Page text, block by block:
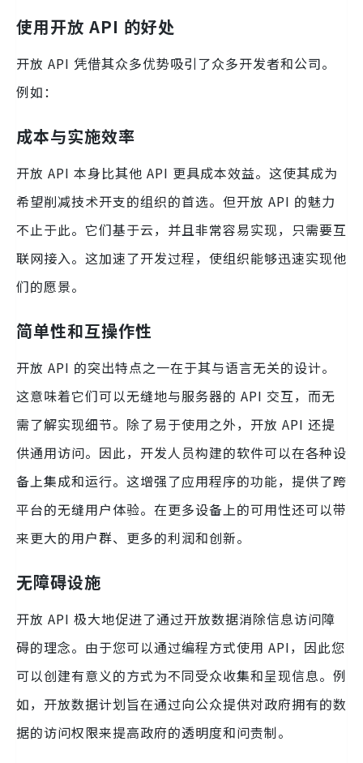
使用开放 API 的好处
开放 API 凭借其众多优势吸引了众多开发者和公司。
例如：
成本与实施效率
开放 API 本身比其他 API 更具成本效益。这使其成为
希望削减技术开支的组织的首选。但开放 API 的魅力
不止于此。它们基于云，并且非常容易实现，只需要互
联网接入。这加速了开发过程，使组织能够迅速实现他
们的愿景。
简单性和互操作性
开放 API 的突出特点之一在于其与语言无关的设计。
这意味着它们可以无缝地与服务器的 API 交互，而无
需了解实现细节。除了易于使用之外，开放 API 还提
供通用访问。因此，开发人员构建的软件可以在各种设
备上集成和运行。这增强了应用程序的功能，提供了跨
平台的无缝用户体验。在更多设备上的可用性还可以带
来更大的用户群、更多的利润和创新。
无障碍设施
开放 API 极大地促进了通过开放数据消除信息访问障
碍的理念。由于您可以通过编程方式使用 API，因此您
可以创建有意义的方式为不同受众收集和呈现信息。例
如，开放数据计划旨在通过向公众提供对政府拥有的数
据的访问权限来提高政府的透明度和问责制。